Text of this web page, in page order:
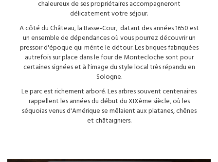
chaleureux de ses propriétaires accompagneront
délicatement votre séjour.
A côté du Château, la Basse-Cour, datant des années 1650 est
un ensemble de dépendances où vous pourrez découvrir un
pressoir d'époque qui mérite le détour. Les briques fabriquées
autrefois sur place dans le four de Montecloche sont pour
certaines signées et à l'image du style local très répandu en
Sologne.
Le parc est richement arboré. Les arbres souvent centenaires
rappellent les années du début du XIXème siècle, où les
séquoias venus d'Amérique se mêlaient aux platanes, chênes
et châtaigniers.